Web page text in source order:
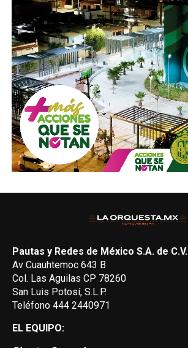
Pautas y Redes de México S.A. de C.V.
Av Cuauhtemoc 643 B
Col. Las Aguilas CP 78260
San Luis Potosí, S.L.P.
Teléfono 444 2440971
EL EQUIPO: